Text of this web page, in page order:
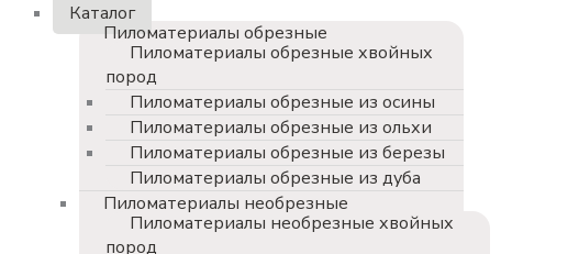
Каталог
Пиломатериалы обрезные
Пиломатериалы обрезные хвойных
пород
Пиломатериалы обрезные из осины
Пиломатериалы обрезные из ольхи
Пиломатериалы обрезные из березы
Пиломатериалы обрезные из дуба
Пиломатериалы необрезные
Пиломатериалы необрезные хвойных
пород